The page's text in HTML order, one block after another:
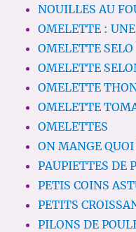
NOUILLES AU
OMELETTE :
OMELETTE
OMELETTE
OMELETTE
OMELETTE
OMELETTES
ON MANGE
PAUPIETTES DE
PETIS COINS
PETITS
PILONS DE